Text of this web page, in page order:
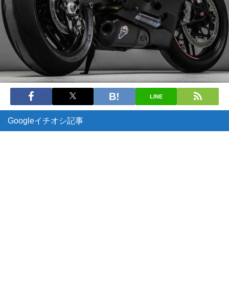
LINE
Googleイチオシ記事